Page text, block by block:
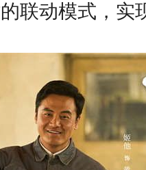
联动模式，实